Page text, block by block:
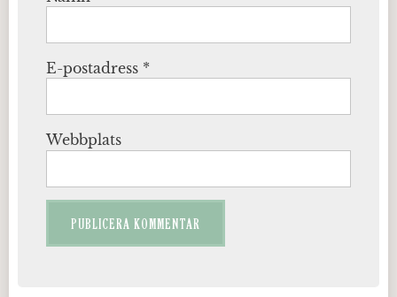
E-postadress *
Webbplats